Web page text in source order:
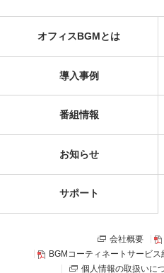
オフィスBGMとは
導入事例
番組情報
お知らせ
サポート
会社概要
BGMコーティネートサービス
個人情報の取扱いに